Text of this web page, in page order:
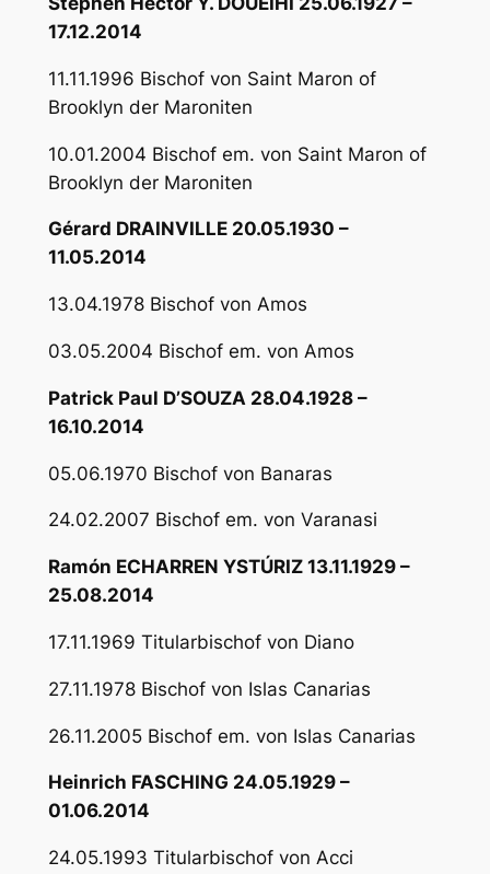
17.12.2014
11.11.1996 Bischof von Saint Maron of
Brooklyn der Maroniten
10.01.2004 Bischof em. von Saint Maron of
Brooklyn der Maroniten
Gérard DRAINVILLE 20.05.1930 –
11.05.2014
13.04.1978 Bischof von Amos
03.05.2004 Bischof em. von Amos
Patrick Paul D’SOUZA 28.04.1928 –
16.10.2014
05.06.1970 Bischof von Banaras
24.02.2007 Bischof em. von Varanasi
Ramón ECHARREN YSTÚRIZ 13.11.1929 –
25.08.2014
17.11.1969 Titularbischof von Diano
27.11.1978 Bischof von Islas Canarias
26.11.2005 Bischof em. von Islas Canarias
Heinrich FASCHING 24.05.1929 –
01.06.2014
24.05.1993 Titularbischof von Acci